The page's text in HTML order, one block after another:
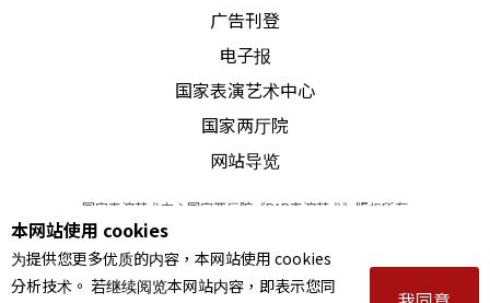
广告刊登
电子报
国家表演艺术中心
国家两厅院
网站导览
国家表演艺术中心国家两厅院《PAR表演艺术》版权所有
© 2022Performing arts redefined. All Rights Reserved
统一编号 Tax Id number 00973926
本站所提供相关演出资讯，如有异动应以主办单位公告为准。
本网站使用 cookies
为提供您更多优质的内容，本网站使用 cookies
分析技术。 若继续阅览本网站内容，即表示您同